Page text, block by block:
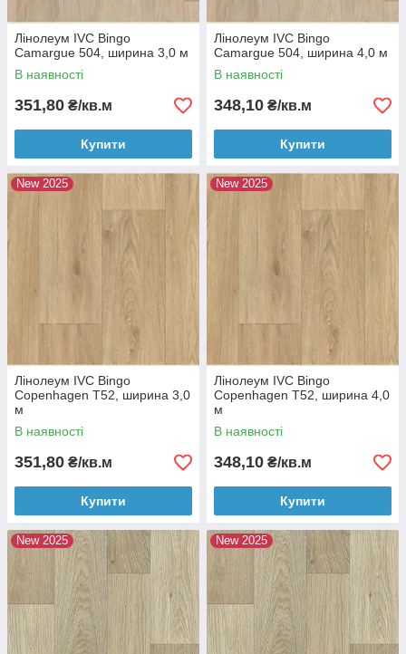
Лінолеум IVC Bingo
Camargue 504, ширина 3,0 м
В наявності
351,80 ₴/кв.м
Купити
Лінолеум IVC Bingo
Camargue 504, ширина 4,0 м
В наявності
348,10 ₴/кв.м
Купити
New 2025
Лінолеум IVC Bingo
Copenhagen T52, ширина 3,0
м
В наявності
351,80 ₴/кв.м
Купити
New 2025
Лінолеум IVC Bingo
Copenhagen T52, ширина 4,0
м
В наявності
348,10 ₴/кв.м
Купити
New 2025 New 2025